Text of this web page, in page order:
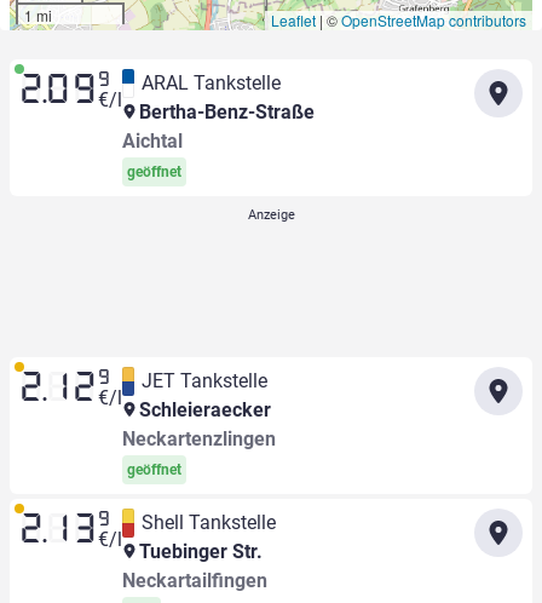
1 mi
Leaflet | ©OpenStreetMap contributors
2.09 9
€/l
ARAL Tankstelle
Bertha-Benz-Straße
Aichtal
geöffnet
2.12 9
€/l
JET Tankstelle
Schleieraecker
Neckartenzlingen
geöffnet
2.13 9
€/l
Shell Tankstelle
Tuebinger Str.
Neckartailfingen